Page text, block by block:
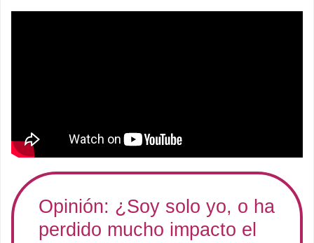
Opinión: ¿Soy solo yo, o ha
perdido mucho impacto el